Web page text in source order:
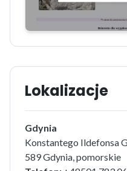
Lokalizacje
Gdynia
Konstantego Ildefonsa
589 Gdynia, pomorskie